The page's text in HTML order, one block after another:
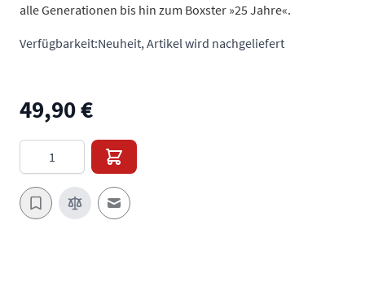
alle Generationen bis hin zum Boxster »25 Jahre«.
Verfügbarkeit:Neuheit, Artikel wird nachgeliefert
49,90 €
Menge
E-Mail an einen Freund